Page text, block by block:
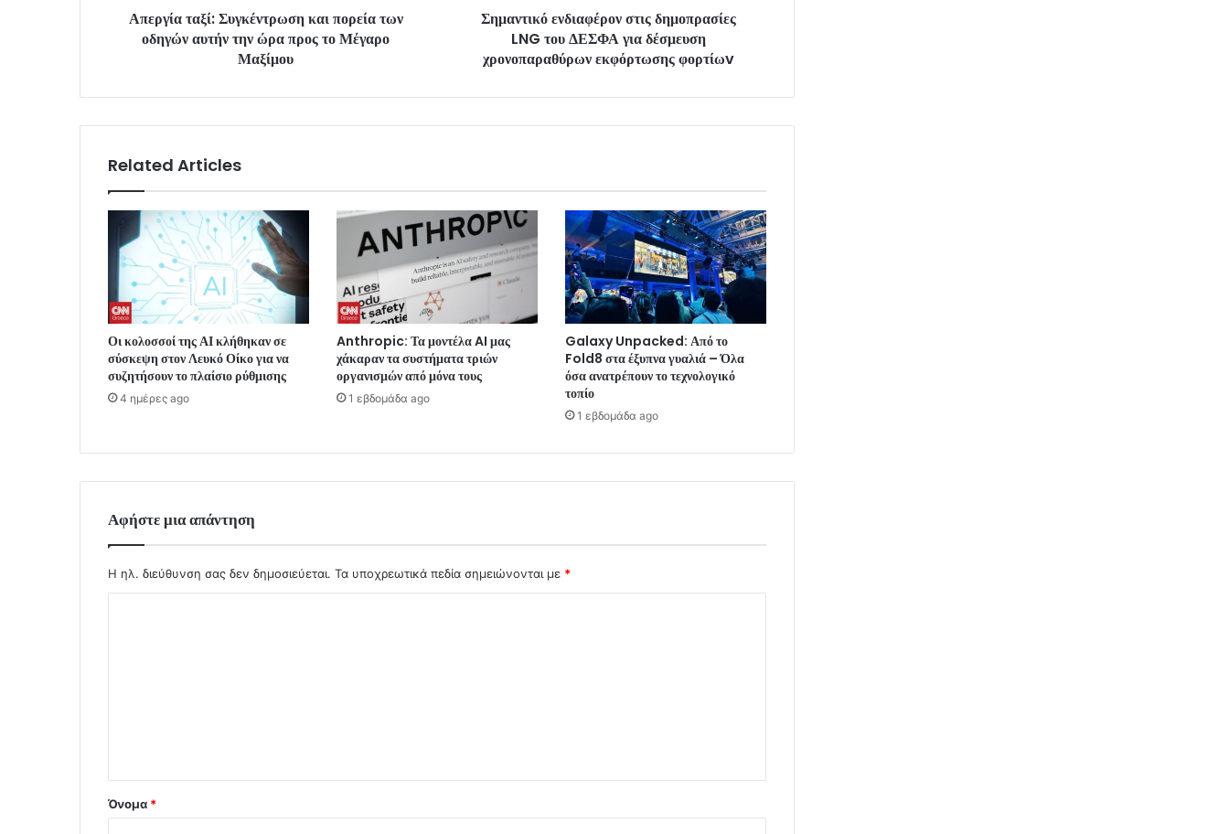
Απεργία ταξί: Συγκέντρωση και πορεία των
οδηγών αυτήν την ώρα προς το Μέγαρο
Μαξίμου
Σημαντικό ενδιαφέρον στις δημοπρασίες
LNG του ΔΕΣΦΑ για δέσμευση
χρονοπαραθύρων εκφόρτωσης φορτίωv
Related Articles
Οι κολοσσοί της ΑΙ κλήθηκαν σε
σύσκεψη στον Λευκό Οίκο για να
συζητήσουν το πλαίσιο ρύθμισης
4 ημέρες ago
Anthropic: Τα μοντέλα AI μας
χάκαραν τα συστήματα τριών
οργανισμών από μόνα τους
1 εβδομάδα ago
Galaxy Unpacked: Από το
Fold8 στα έξυπνα γυαλιά – Όλα
όσα ανατρέπουν το τεχνολογικό
τοπίο
1 εβδομάδα ago
Αφήστε μια απάντηση
Η ηλ. διεύθυνση σας δεν δημοσιεύεται. Τα υποχρεωτικά πεδία σημειώνονται με *
Όνομα *